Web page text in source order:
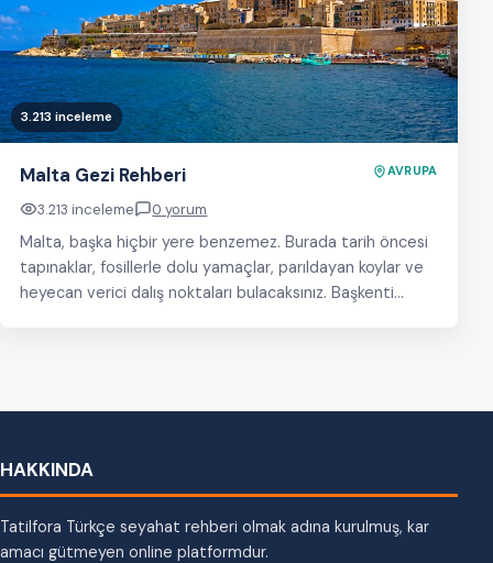
3.213 inceleme
Malta Gezi Rehberi AVRUPA
3.213 inceleme 0 yorum
Malta, başka hiçbir yere benzemez. Burada tarih öncesi
tapınaklar, fosillerle dolu yamaçlar, parıldayan koylar ve
heyecan verici dalış noktaları bulacaksınız. Başkenti
HAKKINDA
Tatilfora Türkçe seyahat rehberi olmak adına kurulmuş, kar
amacı gütmeyen online platformdur.